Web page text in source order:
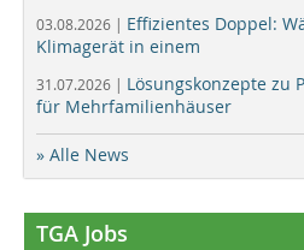
03.08.2026 | Effizientes Doppel:
Klimagerät in einem
31.07.2026 | Lösungskonzepte zu
für Mehrfamilienhäuser
» Alle News
TGA Jobs